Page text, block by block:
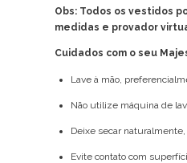
Obs: Todos os vestidos
medidas e provador
Cuidados com o seu
Lave à mão,
Não utilize máquina de
Deixe secar naturalmente,
Evite contato com